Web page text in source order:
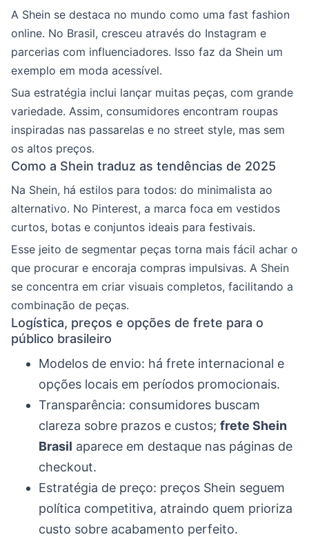
A Shein se destaca no mundo como uma fast fashion
online. No Brasil, cresceu através do Instagram e
parcerias com influenciadores. Isso faz da Shein um
exemplo em moda acessível.
Sua estratégia inclui lançar muitas peças, com grande
variedade. Assim, consumidores encontram roupas
inspiradas nas passarelas e no street style, mas sem
os altos preços.
Como a Shein traduz as tendências de 2025
Na Shein, há estilos para todos: do minimalista ao
alternativo. No Pinterest, a marca foca em vestidos
curtos, botas e conjuntos ideais para festivais.
Esse jeito de segmentar peças torna mais fácil achar o
que procurar e encoraja compras impulsivas. A Shein
se concentra em criar visuais completos, facilitando a
combinação de peças.
Logística, preços e opções de frete para o
público brasileiro
Modelos de envio: há frete internacional e
opções locais em períodos promocionais.
Transparência: consumidores buscam
clareza sobre prazos e custos; frete Shein
Brasil aparece em destaque nas páginas de
checkout.
Estratégia de preço: preços Shein seguem
política competitiva, atraindo quem prioriza
custo sobre acabamento perfeito.